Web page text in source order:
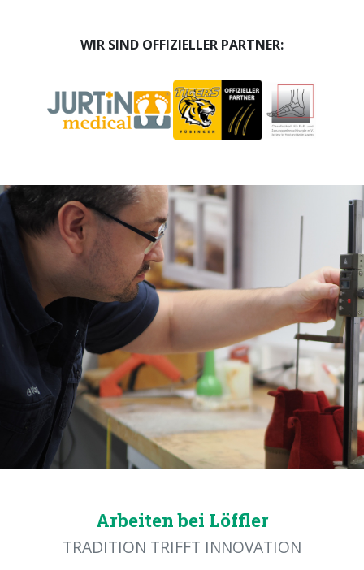
WIR SIND OFFIZIELLER PARTNER:
Arbeiten bei Löffler
TRADITION TRIFFT INNOVATION